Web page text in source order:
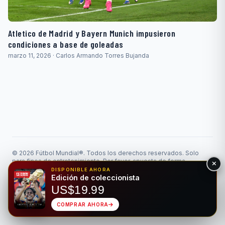
Atletico de Madrid y Bayern Munich impusieron
condiciones a base de goleadas
marzo 11, 2026 · Carlos Armando Torres Bujanda
© 2026 Fútbol Mundial®. Todos los derechos reservados. Solo
para fines de entretenimiento. Por favor, apuesta de forma
responsable.
Juego ResponsablePrivacidad
Hecho para el deporte rey • Bilingüe EN/ES
DISPONIBLE AHORA
Edición de coleccionista
US$19.99
COMPRAR AHORA